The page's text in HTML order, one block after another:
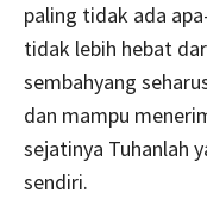
paling tidak ada
tidak lebih hebat
sembahyang
dan mampu
sejatinya Tuhanlah
sendiri.